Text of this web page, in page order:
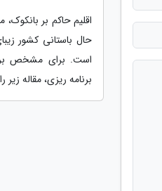
اقلیم حاکم بر
حال باستانی کشور
است. برای مشخص
برنامه ریزی، مقاله زیر